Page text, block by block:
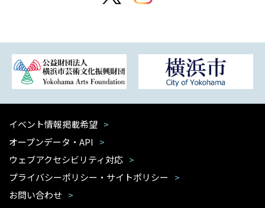
イベント情報掲載希望
オープンデータ・API
ウェブアクセシビリティ対応
プライバシーポリシー・サイトポリシー
お問い合わせ